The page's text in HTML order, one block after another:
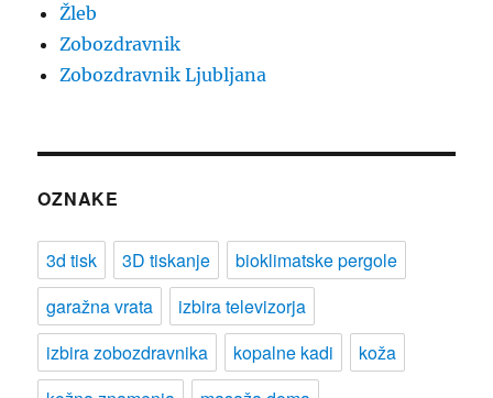
Žleb
Zobozdravnik
Zobozdravnik Ljubljana
OZNAKE
3d tisk 3D tiskanje
bioklimatske pergole
garažna vrata
izbira televizorja
izbira zobozdravnika
kopalne kadi
koža